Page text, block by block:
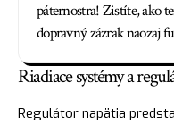
páternostra! Zistíte, ako
dopravný zázrak naozaj
Riadiace systémy a
Regulátor napätia